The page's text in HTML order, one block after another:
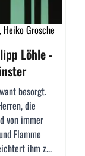
Heiko Grosche
Löhle -
besorgt.
die
von immer
Flamme
ihm z...